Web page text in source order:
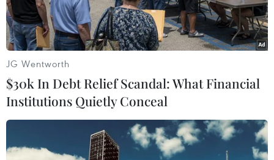
JG Wentworth
$30k In Debt Relief Scandal: What Financial
Institutions Quietly Conceal